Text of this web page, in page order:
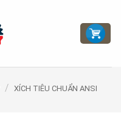
/ XÍCH TIÊU CHUẨN ANSI